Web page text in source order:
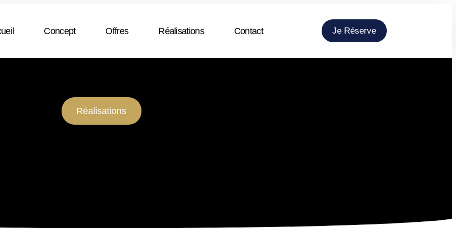
Concept Offres Réalisations Contact Je Réserve
Réalisations